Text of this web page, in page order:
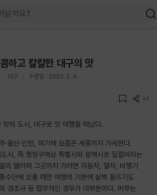
하고 칼칼한 대구의 맛
대구 수정일 : 2020. 2. 6.
46
맛의 도시, 대구로 맛 여행을 떠났다.
·울산·인천, 여기에 요즘은 세종까지 가세한다.
시, 즉 행정구역상 특별시와 광역시로 일컬어지는
리 떨어져 그곳까지 가려면 자동차, 열차, 비행기
수단에 오를 때면 여행의 기분에 살짝 들뜨기도
경조사 등 업무적인 경우가 대부분이다. 머무는